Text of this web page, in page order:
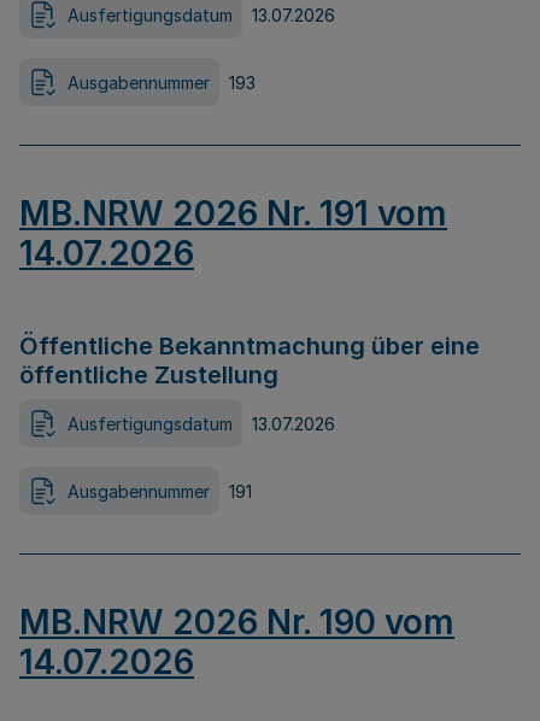
Ausfertigungsdatum 13.07.2026
Ausgabennummer 193
MB.NRW 2026 Nr. 191 vom
14.07.2026
Öffentliche Bekanntmachung über eine
öffentliche Zustellung
Ausfertigungsdatum 13.07.2026
Ausgabennummer 191
MB.NRW 2026 Nr. 190 vom
14.07.2026